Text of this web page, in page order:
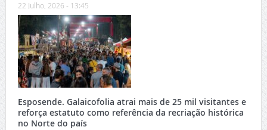
22 Julho, 2026 - 13:45
Esposende. Galaicofolia atrai mais de 25 mil visitantes e
reforça estatuto como referência da recriação histórica
no Norte do país